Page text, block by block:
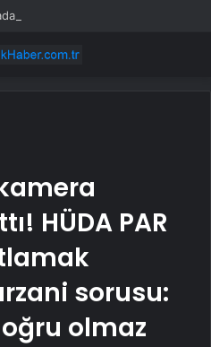
bazlı dönüşümle şekilleniyor
HÜDA PAR
sorusu:
olmaz